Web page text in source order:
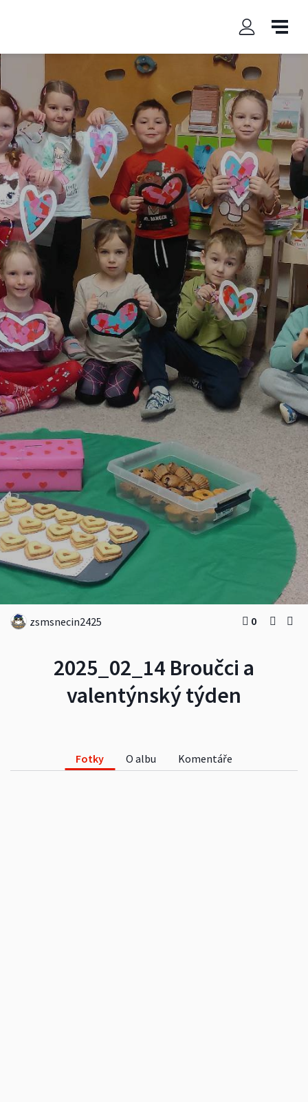
2025_02_14 Broučci a
valentýnský týden
zsmsnecin2425 0
Fotky O albu Komentáře